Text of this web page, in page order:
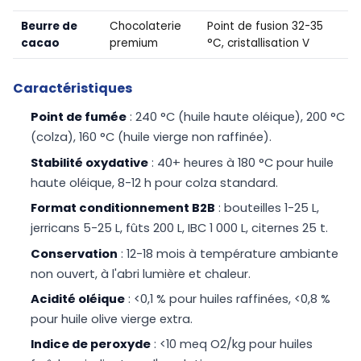
Beurre de
cacao
Chocolaterie
premium
Point de fusion 32-35
°C, cristallisation V
Caractéristiques
Point de fumée : 240 °C (huile haute oléique), 200 °C
(colza), 160 °C (huile vierge non raffinée).
Stabilité oxydative : 40+ heures à 180 °C pour huile
haute oléique, 8-12 h pour colza standard.
Format conditionnement B2B : bouteilles 1-25 L,
jerricans 5-25 L, fûts 200 L, IBC 1 000 L, citernes 25 t.
Conservation : 12-18 mois à température ambiante
non ouvert, à l'abri lumière et chaleur.
Acidité oléique : <0,1 % pour huiles raffinées, <0,8 %
pour huile olive vierge extra.
Indice de peroxyde : <10 meq O2/kg pour huiles